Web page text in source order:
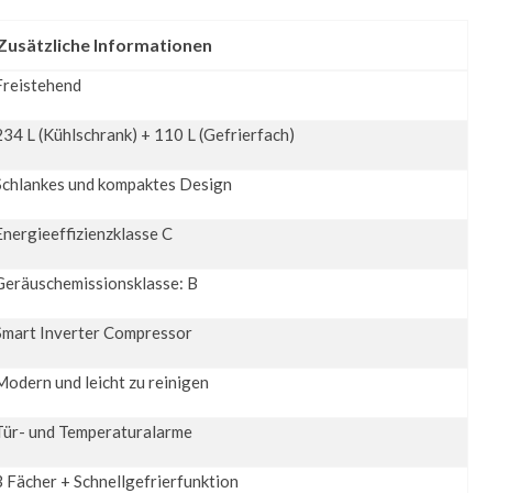
Informationen
L (Kühlschrank) + 110 L (Gefrierfach)
und kompaktes Design
C
B
Inverter Compressor
und leicht zu reinigen
und Temperaturalarme
Fächer + Schnellgefrierfunktion